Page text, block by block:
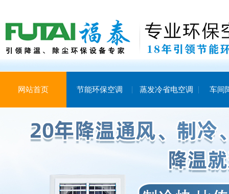
网站首页 节能环保空调 蒸发冷省电空调 车间